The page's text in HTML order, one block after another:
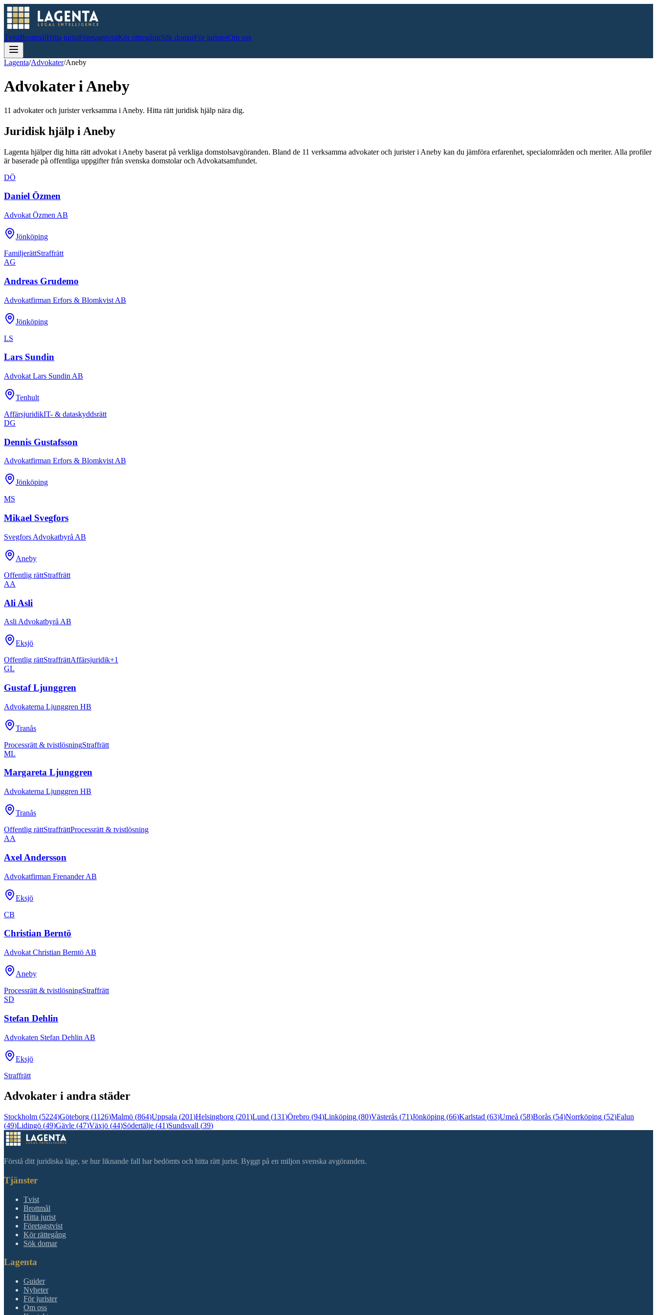
TvistBrottmålHitta juristFöretagstvistKör rättegångSök domarFör juristerOm oss
Lagenta/Advokater/Aneby
Advokater iAneby
11 advokater och jurister verksamma i Aneby. Hitta rätt juridisk hjälp nära dig.
Juridisk hjälp i Aneby
Lagenta hjälper dig hitta rätt advokat i Aneby baserat på verkliga domstolsavgöranden. Bland de 11 verksamma advokater och jurister i Aneby kan du jämföra erfarenhet, specialområden och meriter. Alla profiler
är baserade på offentliga uppgifter från svenska domstolar och Advokatsamfundet.
DÖ
Daniel Özmen
Advokat Özmen AB
Jönköping
FamiljerättStraffrätt
AG
Andreas Grudemo
Advokatfirman Erfors & Blomkvist AB
Jönköping
LS
Lars Sundin
Advokat Lars Sundin AB
Tenhult
AffärsjuridikIT- & dataskyddsrätt
DG
Dennis Gustafsson
Advokatfirman Erfors & Blomkvist AB
Jönköping
MS
Mikael Svegfors
Svegfors Advokatbyrå AB
Aneby
Offentlig rättStraffrätt
AA
Ali Asli
Asli Advokatbyrå AB
Eksjö
Offentlig rättStraffrättAffärsjuridik+1
GL
Gustaf Ljunggren
Advokaterna Ljunggren HB
Tranås
Processrätt & tvistlösningStraffrätt
ML
Margareta Ljunggren
Advokaterna Ljunggren HB
Tranås
Offentlig rättStraffrättProcessrätt & tvistlösning
AA
Axel Andersson
Advokatfirman Frenander AB
Eksjö
CB
Christian Berntö
Advokat Christian Berntö AB
Aneby
Processrätt & tvistlösningStraffrätt
SD
Stefan Dehlin
Advokaten Stefan Dehlin AB
Eksjö
Straffrätt
Advokater i andra städer
Stockholm (5224)Göteborg (1126)Malmö (864)Uppsala (201)Helsingborg (201)Lund (131)Örebro (94)Linköping (80)Västerås (71)Jönköping (66)Karlstad (63)Umeå (58)Borås (54)Norrköping (52)Falun
(49)Lidingö (49)Gävle (47)Växjö (44)Södertälje (41)Sundsvall (39)
Förstå ditt juridiska läge, se hur liknande fall har bedömts och hitta rätt jurist. Byggt på en miljon svenska avgöranden.
Tjänster
Tvist
Brottmål
Hitta jurist
Företagstvist
Kör rättegång
Sök domar
Lagenta
Guider
Nyheter
För jurister
Om oss